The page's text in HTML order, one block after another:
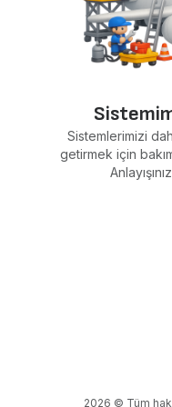
Sistemlerimizi
getirmek için
2026 © Tüm